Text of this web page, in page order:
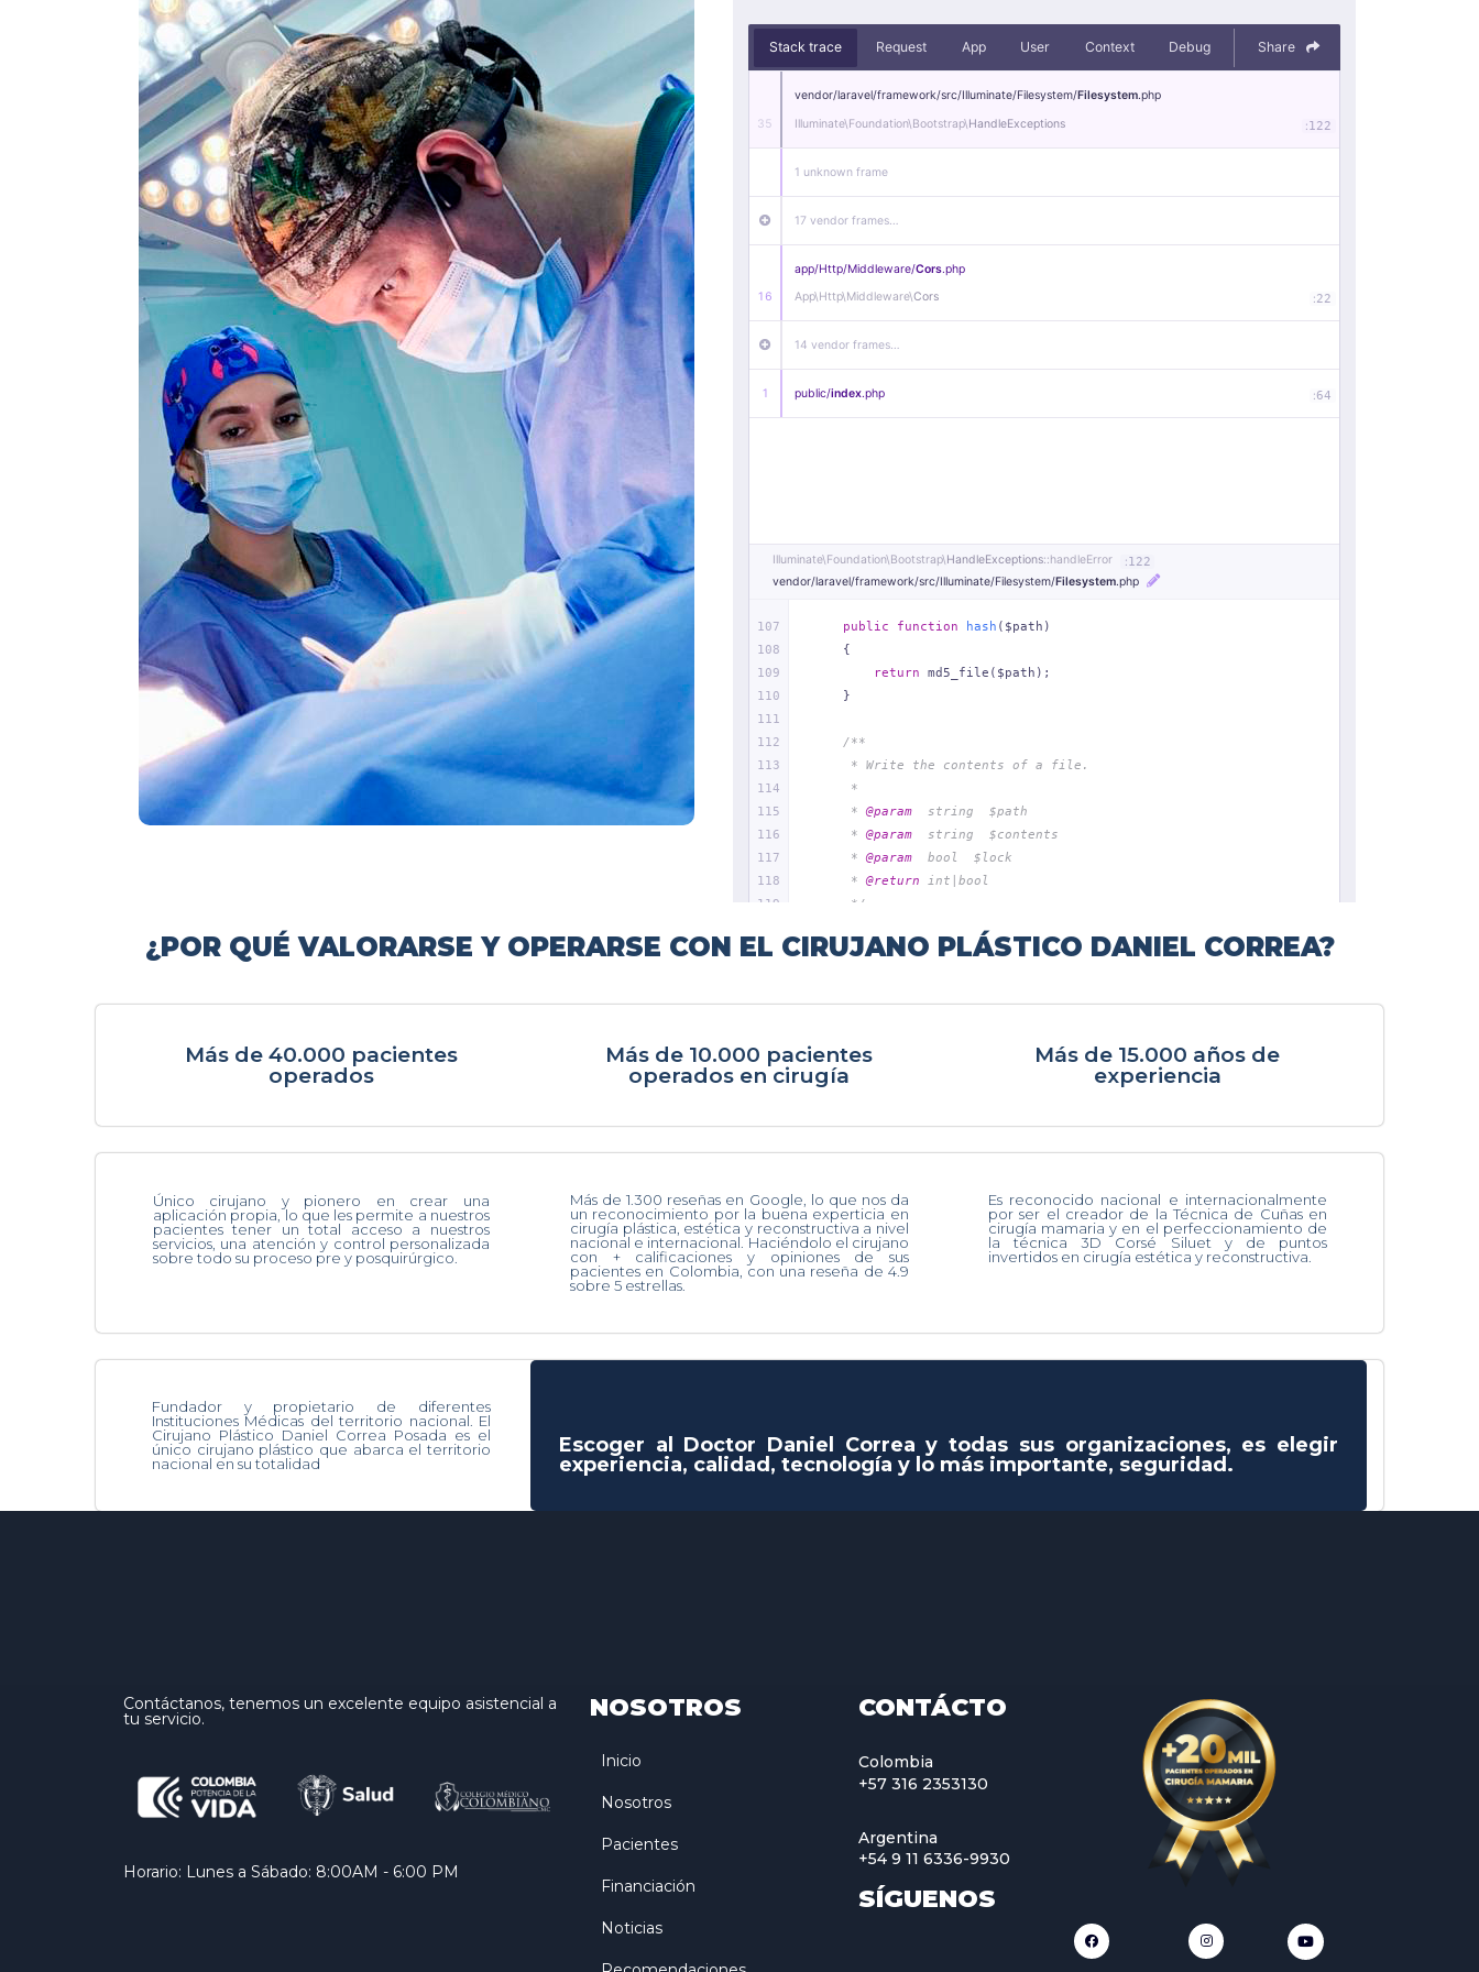
¿POR QUÉ VALORARSE Y OPERARSE CON EL CIRUJANO PLÁSTICO DANIEL CORREA?
Más de 40.000 pacientes
operados
Más de 10.000 pacientes
operados en cirugía
Más de 15.000 años de
experiencia
Único cirujano y pionero en crear una
aplicación propia, lo que les permite a nuestros
pacientes tener un total acceso a nuestros
servicios, una atención y control personalizada
sobre todo su proceso pre y posquirúrgico.
Más de 1.300 reseñas en Google, lo que nos da
un reconocimiento por la buena experticia en
cirugía plástica, estética y reconstructiva a nivel
nacional e internacional. Haciéndolo el cirujano
con + calificaciones y opiniones de sus
pacientes en Colombia, con una reseña de 4.9
sobre 5 estrellas.
Es reconocido nacional e internacionalmente
por ser el creador de la Técnica de Cuñas en
cirugía mamaria y en el perfeccionamiento de
la técnica 3D Corsé Siluet y de puntos
invertidos en cirugía estética y reconstructiva.
Fundador y propietario de diferentes
Instituciones Médicas del territorio nacional. El
Cirujano Plástico Daniel Correa Posada es el
único cirujano plástico que abarca el territorio
nacional en su totalidad
Escoger al Doctor Daniel Correa y todas sus organizaciones, es elegir
experiencia, calidad, tecnología y lo más importante, seguridad.
Contáctanos, tenemos un excelente equipo asistencial a
tu servicio.
Horario: Lunes a Sábado: 8:00AM - 6:00 PM
NOSOTROS
Inicio
Nosotros
Pacientes
Financiación
Noticias
CONTÁCTO
Colombia
+57 316 2353130
Argentina
+54 9 11 6336-9930
SÍGUENOS